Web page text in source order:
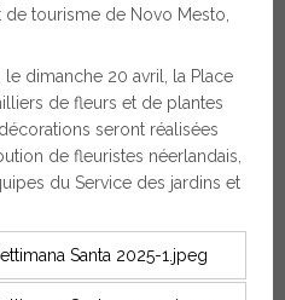
tourisme de Novo Mesto,
dimanche 20 avril, la Place
de fleurs et de plantes
seront réalisées
de fleuristes néerlandais,
du Service des jardins et